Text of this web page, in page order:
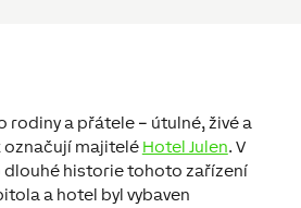
rodiny a přátele – útulné, živé a
označují majitelé Hotel Julen. V
dlouhé historie tohoto zařízení
a hotel byl vybaven